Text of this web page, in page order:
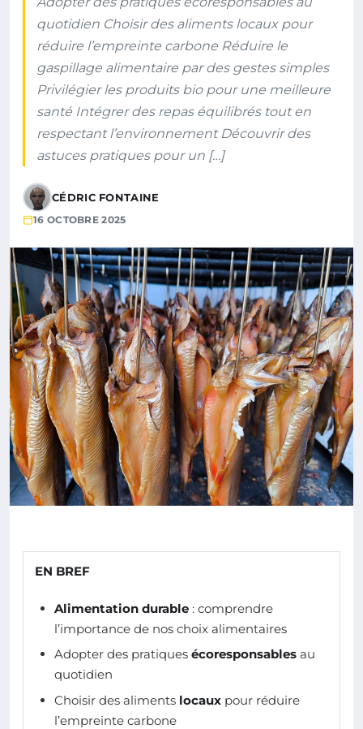
quotidien Choisir des aliments locaux pour
réduire l’empreinte carbone Réduire le
gaspillage alimentaire par des gestes simples
Privilégier les produits bio pour une meilleure
santé Intégrer des repas équilibrés tout en
respectant l’environnement Découvrir des
astuces pratiques pour un […]
CÉDRIC FONTAINE
16 OCTOBRE 2025
EN BREF
Alimentation durable : comprendre
l’importance de nos choix alimentaires
Adopter des pratiques écoresponsables au
quotidien
Choisir des aliments locaux pour réduire
l’empreinte carbone